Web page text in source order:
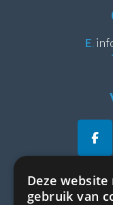
E.
Deze website
gebruik van